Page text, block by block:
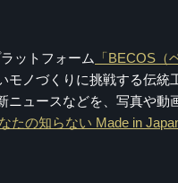
ットフォーム 「BECOS（
モノづくりに挑戦する伝
ュースなどを、写真や
たの知らない Made in